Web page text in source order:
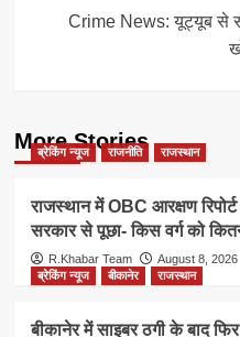
Crime News: यूट्यूब से
More Stories
ब्रेकिंग न्यूज राजनीति राजस्थान
राजस्थान में OBC आरक्षण
सरकार से पूछा- किस वर्ग को
R.Khabar Team
August 8, 2026
ब्रेकिंग न्यूज
बीकानेर राजस्थान
बीकानेर में साइबर ठगी के बाद